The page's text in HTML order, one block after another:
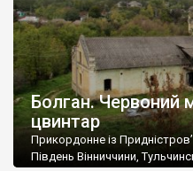
Болган. Червоний
цвинтар
Прикордонне із
Південь Вінниччини,